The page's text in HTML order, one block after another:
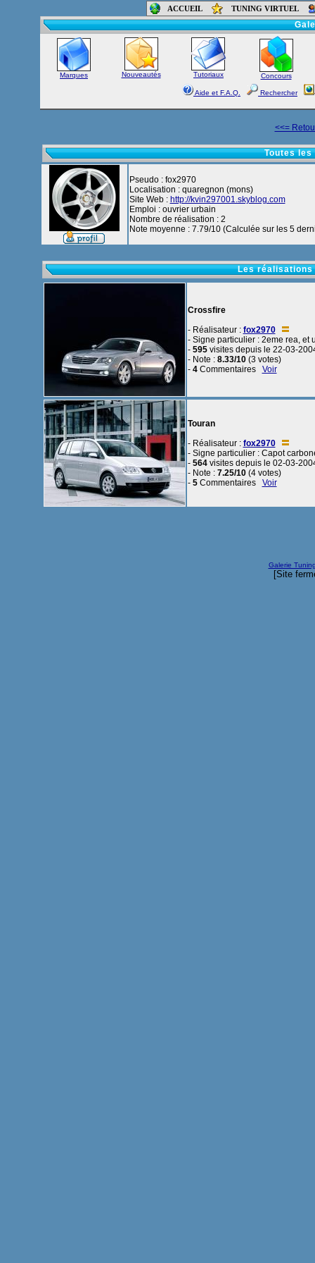
ACCUEIL TUNING VIRTUEL
Accueil-
Marques Nouveautés Tutoriaux Concours
Aide et F.A.Q. Rechercher
<<=
Toutes
Pseudo : fox2970
Localisation : quaregnon (mons)
Site Web : http://kvin297001.skyblog.com
Emploi : ouvrier urbain
Nombre de réalisation : 2
Note moyenne : 7.79/10 (Calculée sur les 5
Les réalisations
Crossfire
- Réalisateur : fox2970
- Signe particulier : 2eme rea, et
- 595visites depuis le 22-03-
- Note : 8.33/10(3 votes)
- 4Commentaires Voir
Touran
- Réalisateur : fox2970
- Signe particulier : Capot
- 564visites depuis le 02-03-
- Note : 7.25/10(4 votes)
- 5Commentaires Voir
Galerie
[Site